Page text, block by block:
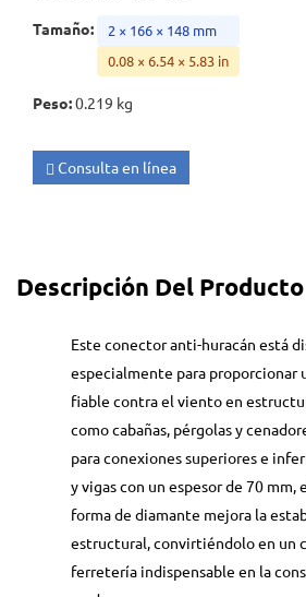
Tamaño:
2 × 166 × 148 mm
0.08 × 6.54 × 5.83 in
Peso:0.219 kg
Consulta en línea
Descripción Del Producto
Este conector anti-huracán está
especialmente para proporcionar
fiable contra el viento en
como cabañas, pérgolas y
para conexiones superiores e
y vigas con un espesor de 70 mm,
forma de diamante mejora la
estructural, convirtiéndolo en un
ferretería indispensable en la